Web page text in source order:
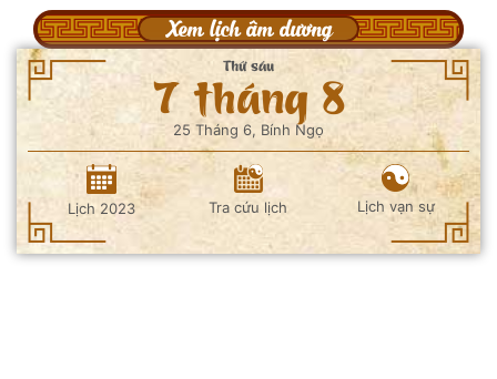
Xem lịch âm dương
Thứ sáu
7 tháng 8
25 Tháng 6, Bính Ngọ
Lịch 2023 Tra cứu lịch Lịch vạn sự